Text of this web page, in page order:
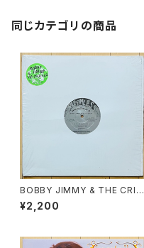
同じカテゴリの商品
BOBBY JIMMY & THE CRIT
TERS / N.Y./L.A. RAPPERS
¥2,200